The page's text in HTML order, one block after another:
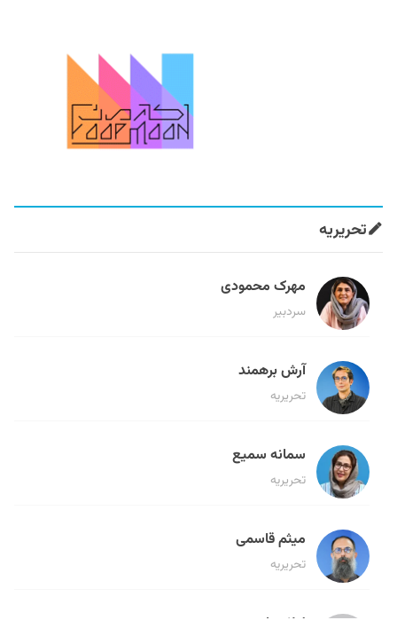
تحریریه
مهرک محمودی
سردبیر
آرش برهمند
تحریریه
سمانه سمیع
تحریریه
میثم قاسمی
تحریریه
لیلا حنارود